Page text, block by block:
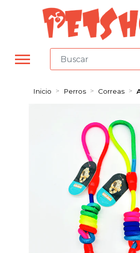
Inicio Perros Correas